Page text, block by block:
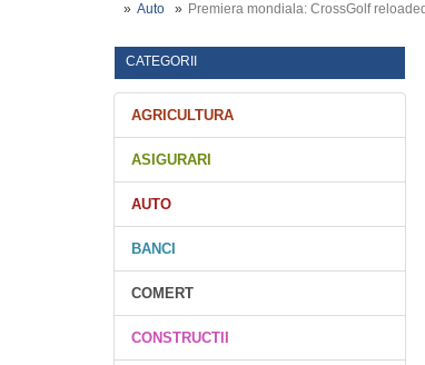
Auto Premiera mondiala: CrossGolf
CATEGORII
AGRICULTURA
ASIGURARI
AUTO
BANCI
COMERT
CONSTRUCTII